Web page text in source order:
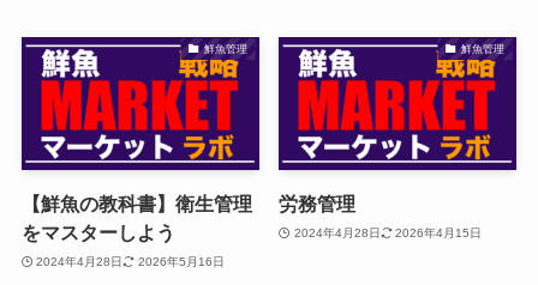
鮮魚管理
【鮮魚の教科書】衛生管理
をマスターしよう
2024年4月28日 2026年5月16日
鮮魚管理
労務管理
2024年4月28日 2026年4月15日